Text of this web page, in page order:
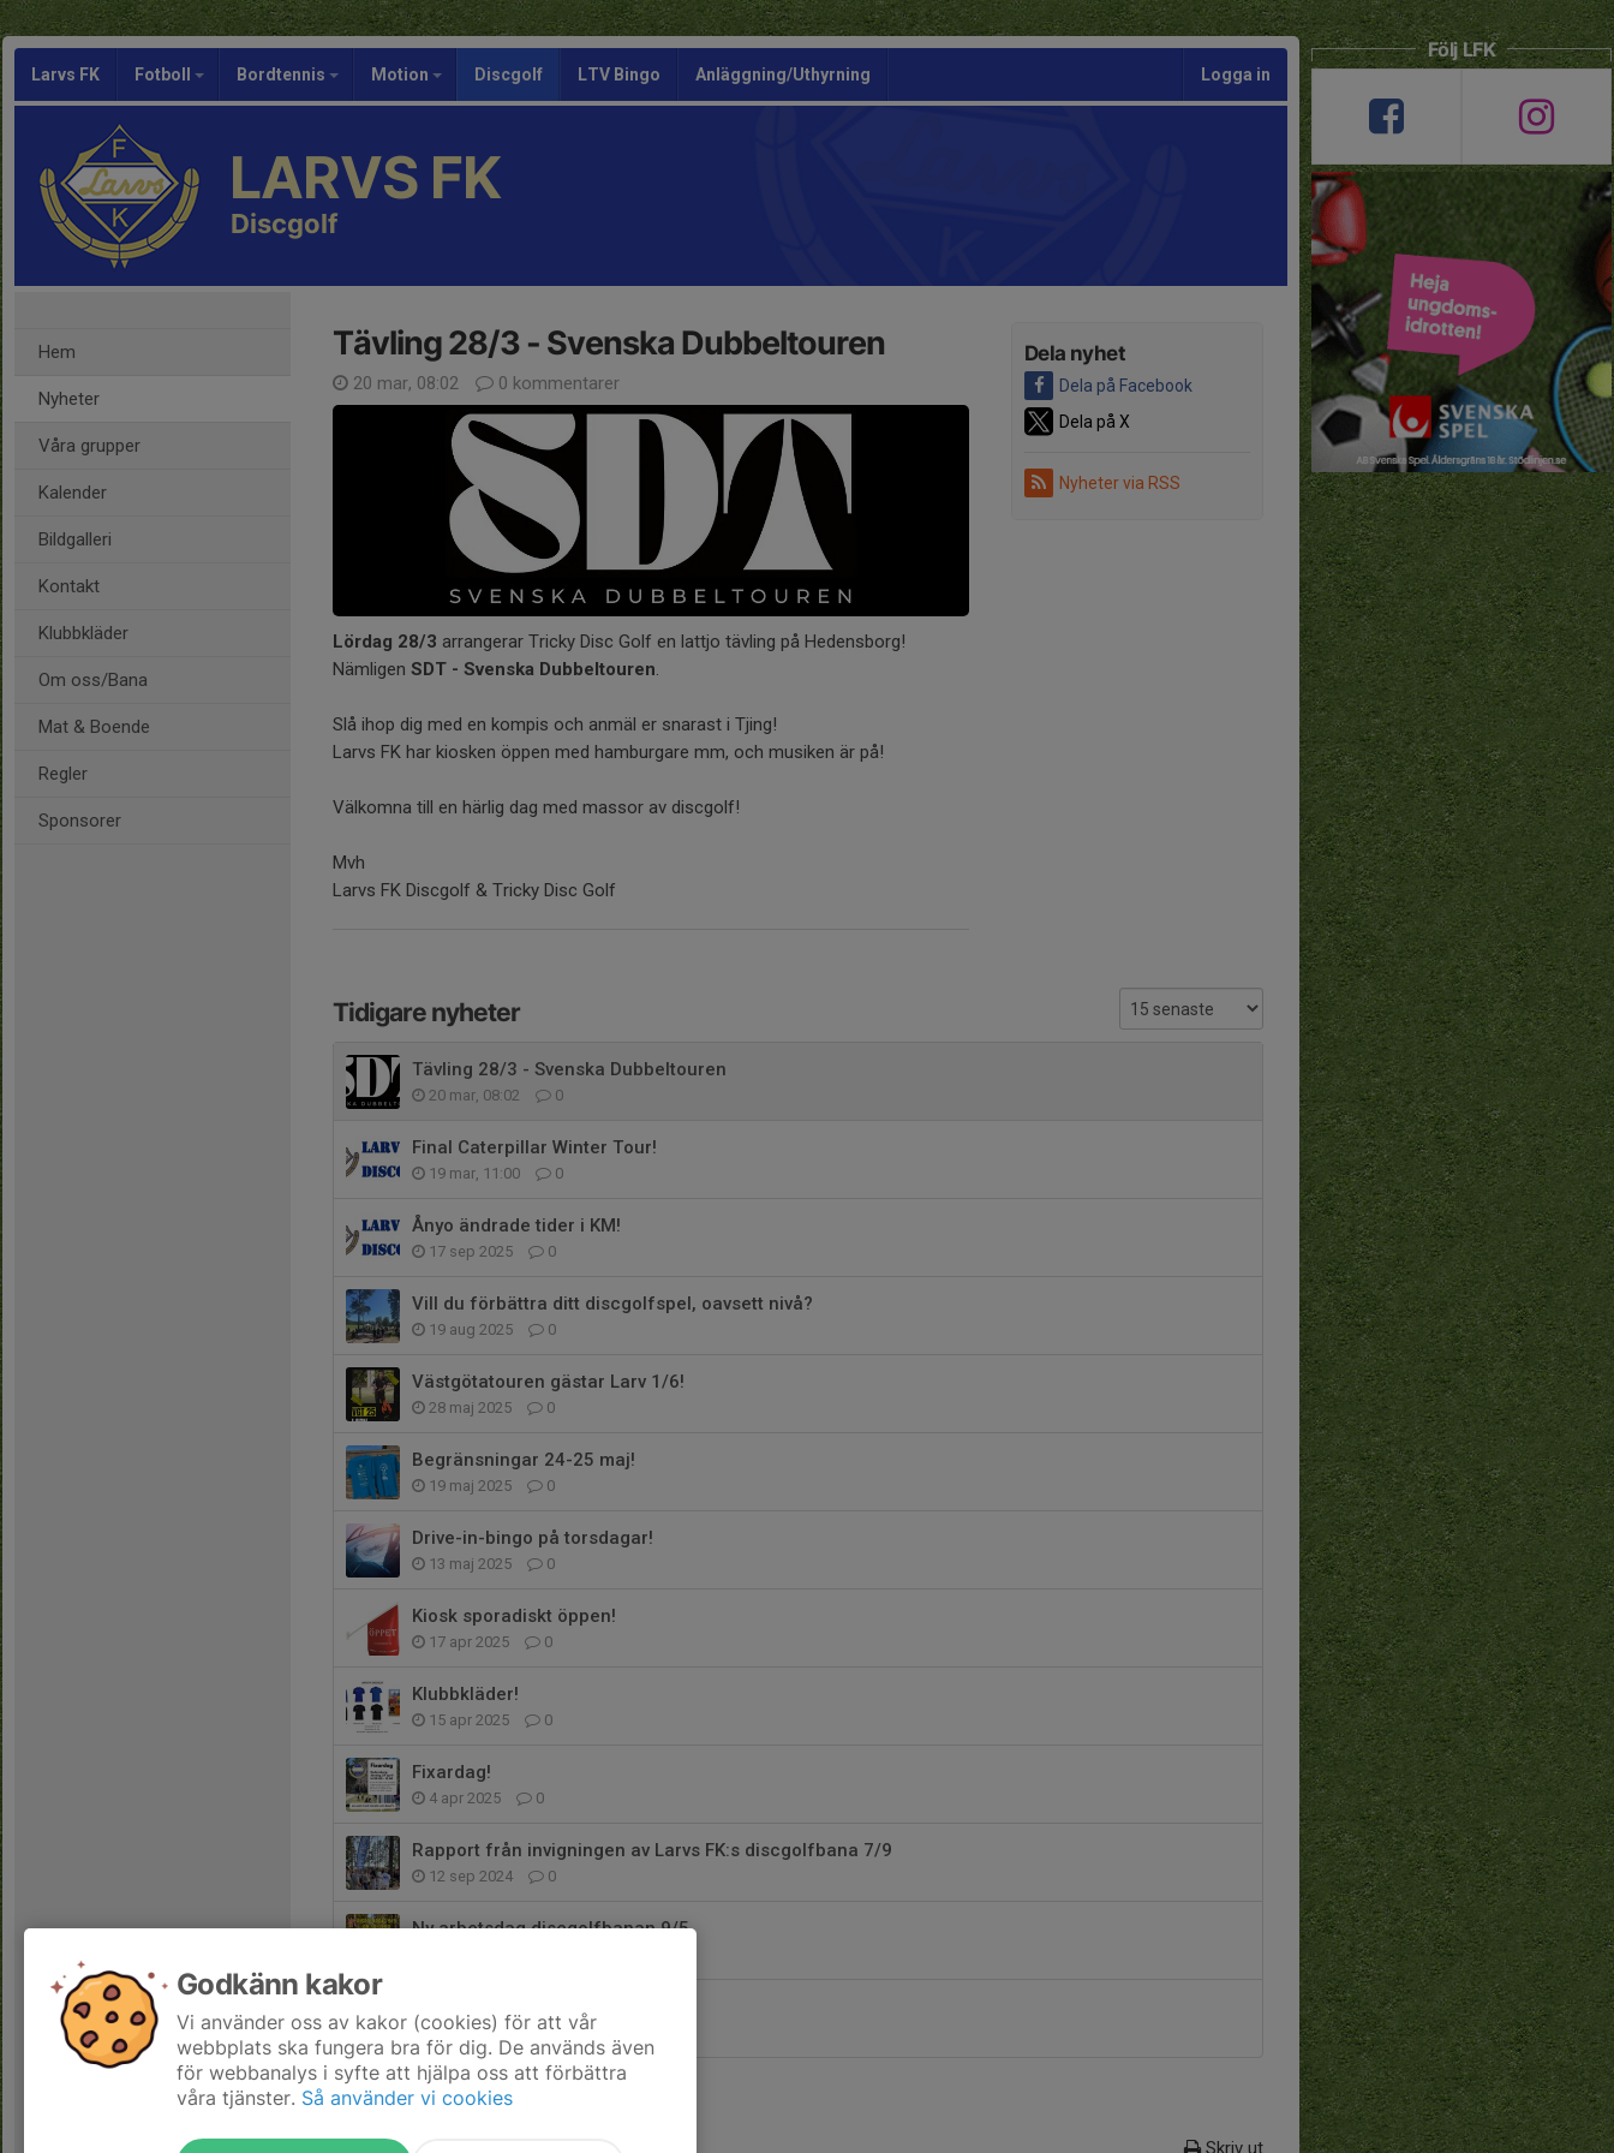
Larvs FK Fotboll Bordtennis Motion Discgolf LTV Bingo Anläggning/Uthyrning Logga in
LARVS FK
Discgolf
Hem
Nyheter
Våra grupper
Kalender
Bildgalleri
Kontakt
Klubbkläder
Om oss/Bana
Mat & Boende
Regler
Sponsorer
Dela nyhet
Dela på Facebook
Dela på X
Nyheter via RSS
Tävling 28/3 - Svenska Dubbeltouren
20 mar, 08:02 0 kommentarer
Lördag 28/3 arrangerar Tricky Disc Golf en lattjo tävling på Hedensborg!
Nämligen SDT - Svenska Dubbeltouren.
Slå ihop dig med en kompis och anmäl er snarast i Tjing!
Larvs FK har kiosken öppen med hamburgare mm, och musiken är på!
Välkomna till en härlig dag med massor av discgolf!
Mvh
Larvs FK Discgolf & Tricky Disc Golf
Tidigare nyheter
Tävling 28/3 - Svenska Dubbeltouren
20 mar, 08:02 0
Final Caterpillar Winter Tour!
19 mar, 11:00 0
Ånyo ändrade tider i KM!
17 sep 2025 0
Vill du förbättra ditt discgolfspel, oavsett nivå?
19 aug 2025 0
Västgötatouren gästar Larv 1/6!
28 maj 2025 0
Begränsningar 24-25 maj!
19 maj 2025 0
Drive-in-bingo på torsdagar!
13 maj 2025 0
Kiosk sporadiskt öppen!
17 apr 2025 0
Klubbkläder!
15 apr 2025 0
Fixardag!
4 apr 2025 0
Rapport från invigningen av Larvs FK:s discgolfbana 7/9
12 sep 2024 0
Ny arbetsdag discgolfbanan 9/5
7 mar 2024 0
Följ LFK
Godkänn kakor
Vi använder oss av kakor (cookies) för att vår
webbplats ska fungera bra för dig. De används även
för webbanalys i syfte att hjälpa oss att förbättra
våra tjänster. Så använder vi cookies